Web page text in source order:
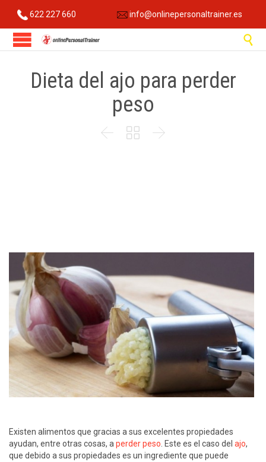
622 227 660 info@onlinepersonaltrainer.es

Dieta del ajo para perder
peso
  
Existen alimentos que gracias a sus excelentes propiedades
ayudan, entre otras cosas, aperder peso. Este es el caso del ajo,
que debido a sus propiedades es un ingrediente que puede